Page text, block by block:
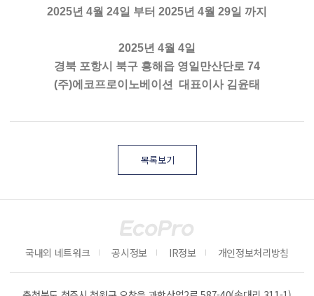
2025년 4월 24일 부터 2025년 4월 29일 까지
2025년 4월 4일
경북 포항시 북구 흥해읍 영일만산단로 74
(주)에코프로이노베이션 대표이사 김윤태
목록보기
국내외 네트워크 공시정보 IR정보 개인정보처리방침